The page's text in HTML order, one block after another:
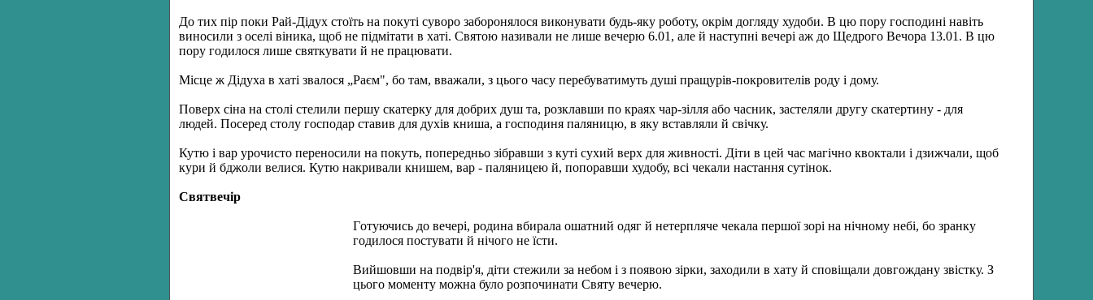
До тих пір поки Рай-Дідух стоїть на покуті суворо заборонялося виконувати будь-яку роботу, окрім догляду худоби. В цю пору господині навіть
виносили з оселі віника, щоб не підмітати в хаті. Святою називали не лише вечерю 6.01, але й наступні вечері аж до Щедрого Вечора 13.01. В цю
пору годилося лише святкувати й не працювати.
Місце ж Дідуха в хаті звалося „Раєм", бо там, вважали, з цього часу перебуватимуть душі пращурів-покровителів роду і дому.
Поверх сіна на столі стелили першу скатерку для добрих душ та, розклавши по краях чар-зілля або часник, застеляли другу скатертину - для
людей. Посеред столу господар ставив для духів книша, а господиня паляницю, в яку вставляли й свічку.
Кутю і вар урочисто переносили на покуть, попередньо зібравши з куті сухий верх для живності. Діти в цей час магічно квоктали і дзижчали, щоб
кури й бджоли велися. Кутю накривали книшем, вар - паляницею й, попоравши худобу, всі чекали настання сутінок.
Святвечір
Готуючись до вечері, родина вбирала ошатний одяг й нетерпляче чекала першої зорі на нічному небі, бо зранку
годилося постувати й нічого не їсти.
Вийшовши на подвір'я, діти стежили за небом і з появою зірки, заходили в хату й сповіщали довгождану звістку. З
цього моменту можна було розпочинати Святу вечерю.